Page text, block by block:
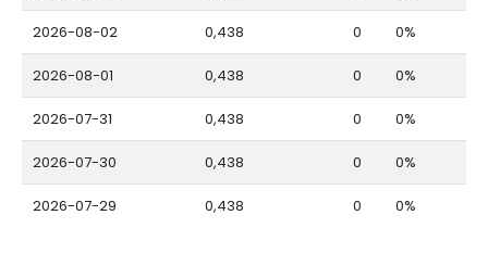
2026-08-02 0,438 0 0%
2026-08-01 0,438 0 0%
2026-07-31 0,438 0 0%
2026-07-30 0,438 0 0%
2026-07-29 0,438 0 0%